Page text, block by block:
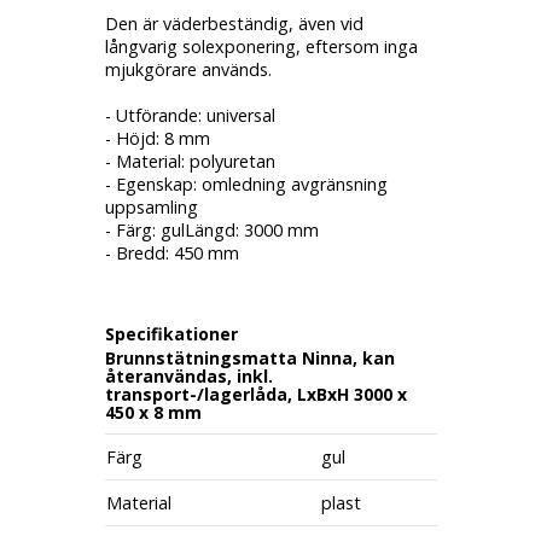
Den är väderbeständig, även vid
långvarig solexponering, eftersom inga
mjukgörare används.
- Utförande: universal
- Höjd: 8 mm
- Material: polyuretan
- Egenskap: omledning avgränsning
uppsamling
- Färg: gulLängd: 3000 mm
- Bredd: 450 mm
Specifikationer
Brunnstätningsmatta Ninna, kan
återanvändas, inkl.
transport-/lagerlåda, LxBxH 3000 x
450 x 8 mm
Färg
gul
Material
plast